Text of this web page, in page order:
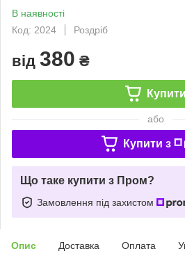
В наявності
Код: 2024
Роздріб
від 380 ₴
Купити
або
Купити з
Що таке купити з Пром?
Замовлення під захистом
Опис Доставка Оплата